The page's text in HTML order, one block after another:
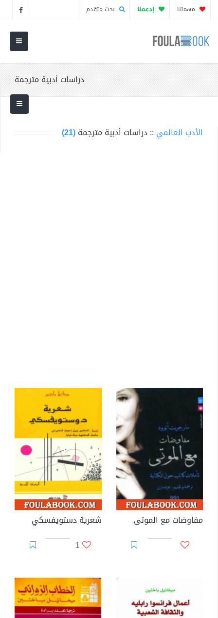
مهمتنا إدعمنا بحث متقدم
دراسات أدبية مترجمة
الأدب العالمي :: دراسات أدبية مترجمة(21)
مفاوضات مع الموتى
شعرية دستويفسكي
1